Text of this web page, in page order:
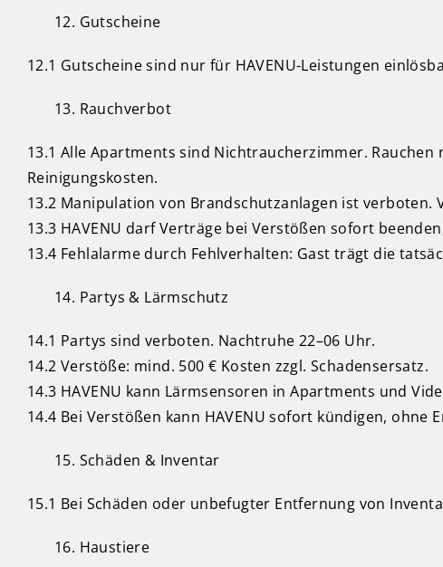
Gutscheine
12.1 Gutscheine sind nur für HAVENU-Leistungen
Rauchverbot
13.1 Alle Apartments sind Nichtraucherzimmer.
Reinigungskosten.
13.2 Manipulation von Brandschutzanlagen ist verboten.
13.3 HAVENU darf Verträge bei Verstößen sofort
13.4 Fehlalarme durch Fehlverhalten: Gast trägt die
Partys & Lärmschutz
14.1 Partys sind verboten. Nachtruhe 22–06 Uhr.
14.2 Verstöße: mind. 500 € Kosten zzgl. Schadensersatz.
14.3 HAVENU kann Lärmsensoren in Apartments und
14.4 Bei Verstößen kann HAVENU sofort kündigen, ohne
Schäden & Inventar
15.1 Bei Schäden oder unbefugter Entfernung von
Haustiere